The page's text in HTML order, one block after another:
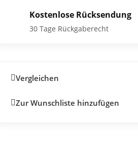
Kostenlose Rücksendung
30 Tage Rückgaberecht
Vergleichen
Zur Wunschliste hinzufügen